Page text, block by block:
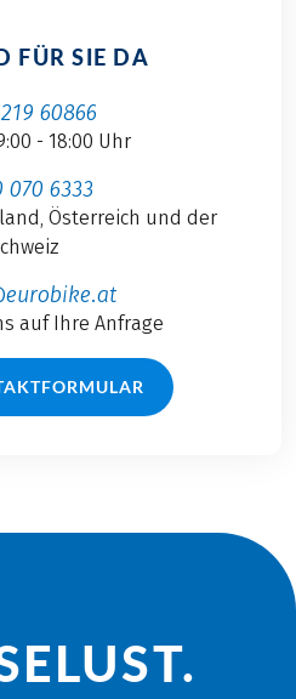
FÜR SIE DA
60866
- 18:00 Uhr
070 6333
Österreich und der
auf Ihre Anfrage